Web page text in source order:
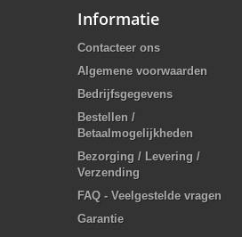
Informatie
Contacteer ons
Algemene voorwaarden
Bedrijfsgegevens
Bestellen /
Betaalmogelijkheden
Bezorging / Levering /
Verzending
FAQ - Veelgestelde vragen
Garantie